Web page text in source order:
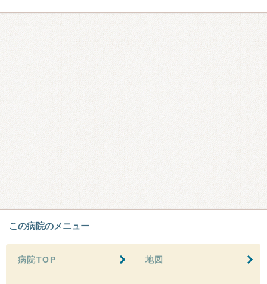
この病院のメニュー
病院TOP 地図